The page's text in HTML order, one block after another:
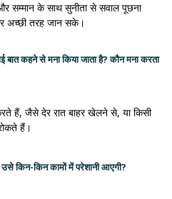
सम्मान के साथ सुनीता से सवाल पूछना
अच्छी तरह जान सके।
बात कहने से मना किया जाता है? कौन मना करता
हैं, जैसे देर रात बाहर खेलने से, या किसी
हैं।
उसे किन-किन कामों में परेशानी आएगी?